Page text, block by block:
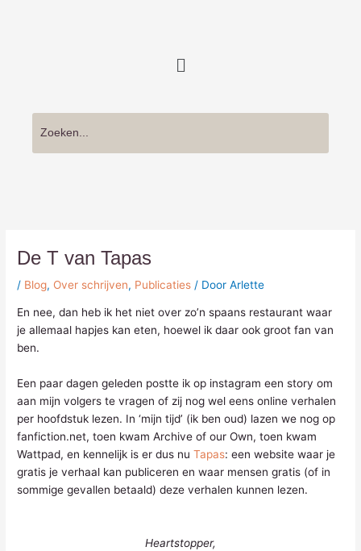
Menu
De T van Tapas
/ Blog, Over schrijven, Publicaties / DoorArlette
En nee, dan heb ik het niet over zo’n spaans restaurant waar
je allemaal hapjes kan eten, hoewel ik daar ook groot fan van
ben.
Een paar dagen geleden postte ik op instagram een story om
aan mijn volgers te vragen of zij nog wel eens online verhalen
per hoofdstuk lezen. In ‘mijn tijd’ (ik ben oud) lazen we nog op
fanfiction.net, toen kwam Archive of our Own, toen kwam
Wattpad, en kennelijk is er dus nuTapas: een website waar je
gratis je verhaal kan publiceren en waar mensen gratis (of in
sommige gevallen betaald) deze verhalen kunnen lezen.
Heartstopper,